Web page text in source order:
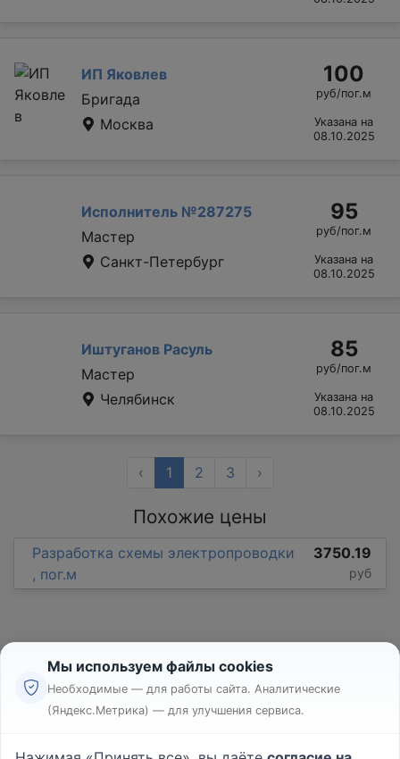
ИП Яковлев
Бригада
Москва
100
руб/пог.м
Указана на
08.10.2025
Исполнитель №287275
Мастер
Санкт-Петербург
95
руб/пог.м
Указана на
08.10.2025
Иштуганов Расуль
Мастер
Челябинск
85
руб/пог.м
Указана на
08.10.2025
‹ 1 2 3 ›
Похожие цены
Разработка схемы электропроводки
, пог.м
3750.19
руб
Реклама
Мы используем файлы cookies
Необходимые — для работы сайта. Аналитические
(Яндекс.Метрика) — для улучшения сервиса.